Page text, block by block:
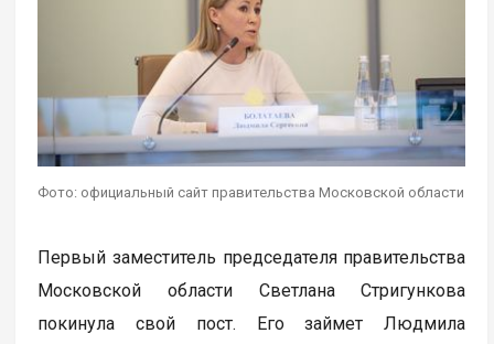
Фото: официальный сайт правительства Московской области
Первый заместитель председателя правительства
Московской области Светлана Стригункова
покинула свой пост. Его займет Людмила